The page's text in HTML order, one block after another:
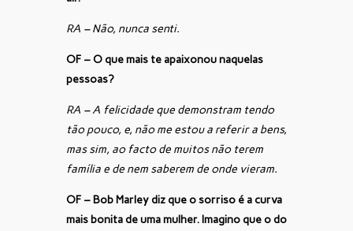
RA – Não, nunca senti.
OF – O que mais te apaixonou naquelas
pessoas?
RA – A felicidade que demonstram tendo
tão pouco, e, não me estou a referir a bens,
mas sim, ao facto de muitos não terem
família e de nem saberem de onde vieram.
OF – Bob Marley diz que o sorriso é a curva
mais bonita de uma mulher. Imagino que o do